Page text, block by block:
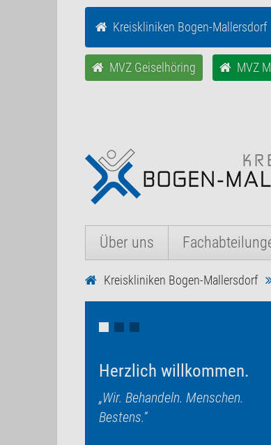
Kreiskliniken Bogen-Mallersdorf
MVZ Geiselhöring MVZ
Über uns
Kreiskliniken Bogen-Mallersdorf
Herzlich willkommen.
„Wir. Behandeln. Menschen.
Bestens.“